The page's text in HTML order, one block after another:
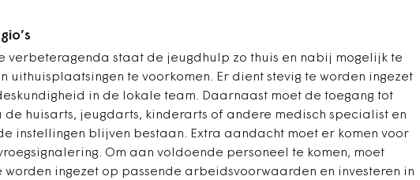
verbeteragenda staat de jeugdhulp zo thuis en nabij mogelijk te
uithuisplaatsingen te voorkomen. Er dient stevig te worden ingezet
in de lokale team. Daarnaast moet de toegang tot
de huisarts, jeugdarts, kinderarts of andere medisch specialist en
instellingen blijven bestaan. Extra aandacht moet er komen voor
Om aan voldoende personeel te komen, moet
worden ingezet op passende arbeidsvoorwaarden en investeren in